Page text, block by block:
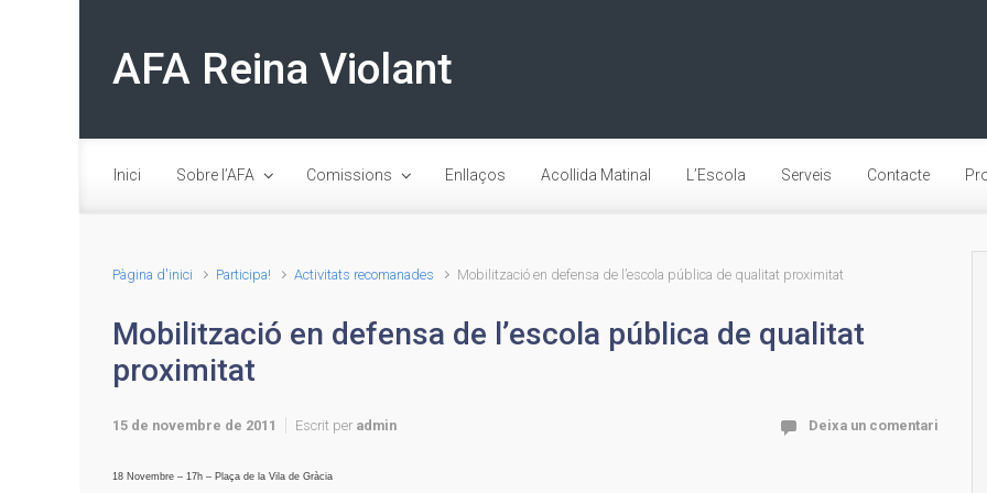
AFA Reina Violant
Inici Sobre l’AFA Comissions Enllaços Acollida Matinal L’Escola Serveis Contacte
Pàgina d'inici Participa! Activitats recomanades Mobilització en defensa de l’escola pública de qualitat proximitat
Mobilització en defensa de l’escola pública de qualitat
proximitat
15 de novembre de 2011 Escrit per admin Deixa un comentari
18 Novembre – 17h – Plaça de la Vila de Gràcia